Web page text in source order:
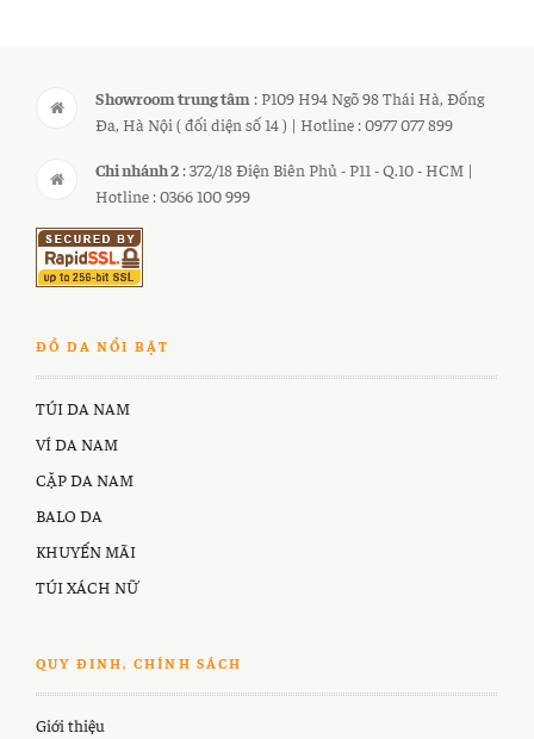
Showroom trung tâm : P109 H94 Ngõ 98 Thái Hà, Đống
Đa, Hà Nội ( đối diện số 14 ) | Hotline : 0977 077 899
Chi nhánh 2 : 372/18 Điện Biên Phủ - P11 - Q.10 - HCM |
Hotline : 0366 100 999
ĐỒ DA NỔI BẬT
TÚI DA NAM
VÍ DA NAM
CẶP DA NAM
BALO DA
KHUYẾN MÃI
TÚI XÁCH NỮ
QUY ĐINH, CHÍNH SÁCH
Giới thiệu